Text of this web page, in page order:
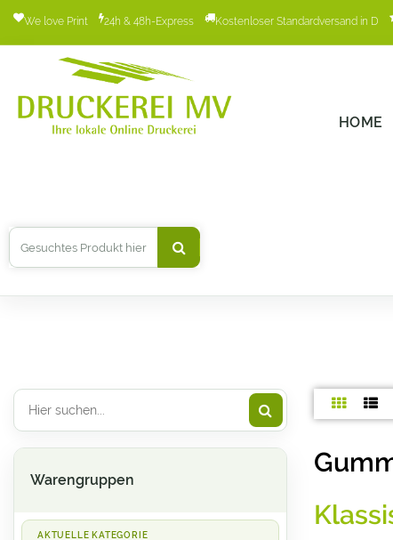
We love Print 24h & 48h-Express Kostenloser Standardversand in D
HOME
Warengruppen